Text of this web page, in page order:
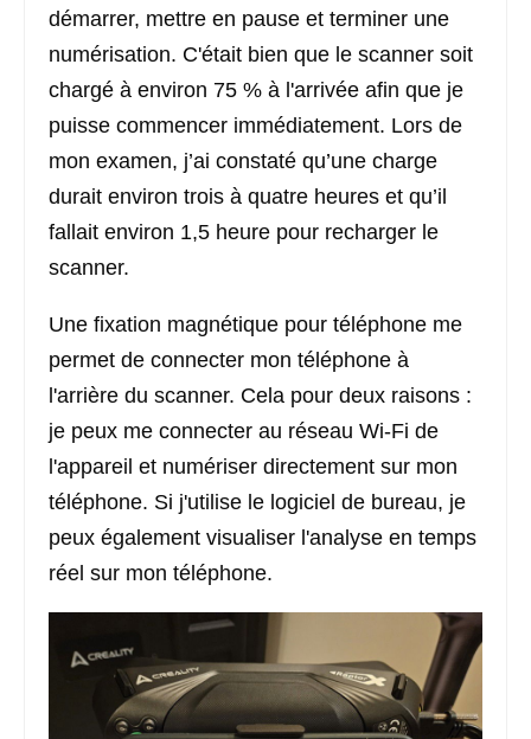
démarrer, mettre en pause et terminer une
numérisation. C'était bien que le scanner soit
chargé à environ 75 % à l'arrivée afin que je
puisse commencer immédiatement. Lors de
mon examen, j’ai constaté qu’une charge
durait environ trois à quatre heures et qu’il
fallait environ 1,5 heure pour recharger le
scanner.
Une fixation magnétique pour téléphone me
permet de connecter mon téléphone à
l'arrière du scanner. Cela pour deux raisons :
je peux me connecter au réseau Wi-Fi de
l'appareil et numériser directement sur mon
téléphone. Si j'utilise le logiciel de bureau, je
peux également visualiser l'analyse en temps
réel sur mon téléphone.